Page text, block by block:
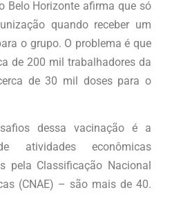
Belo Horizonte afirma que só
quando receber um
o grupo. O problema é que
de 200 mil trabalhadores da
de 30 mil doses para o
dessa vacinação é a
atividades econômicas
pela Classificação Nacional
(CNAE) – são mais de 40.